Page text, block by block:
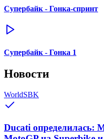
Супербайк - Гонка-спринт
Супербайк - Гонка 1
Новости
WorldSBK
Ducati определилась: